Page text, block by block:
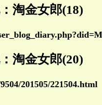
淘金女郎(18)
淘金女郎(20)
201505/221504.html